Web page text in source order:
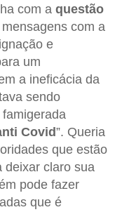
com a questão
com a
e
um
a ineficácia da
sendo
Covid”. Queria
que estão
deixar claro sua
pode fazer
que é